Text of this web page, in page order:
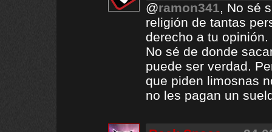
@ramon341, No sé
religión de tantas
derecho a tu opinión.
No sé de donde
puede ser verdad.
que piden limosnas
no les pagan un